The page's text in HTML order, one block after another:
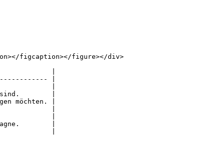
figcaption></figure></div>
|
|
|
sind.        |
möchten. |
p>               |
|
|
|